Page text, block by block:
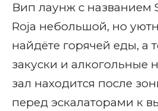
Вип лаунж с названием
Roja небольшой, но
найдёте горячей еды, а
закуски и алкогольные
зал находится после
перед эскалаторами к